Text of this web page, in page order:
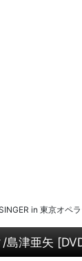
in 東京オペ
島津亜矢